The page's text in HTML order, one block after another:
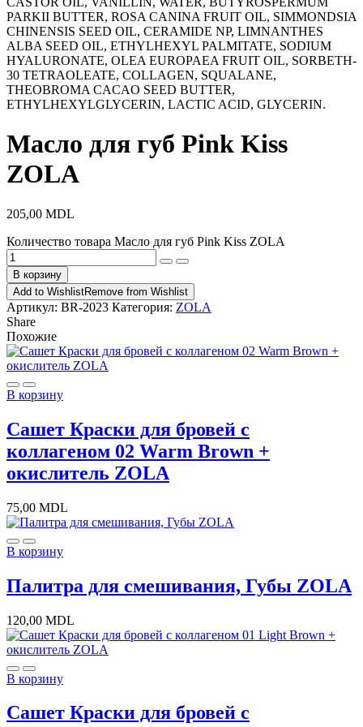
PARKII BUTTER, ROSA CANINA FRUIT OIL, SIMMONDSIA
CHINENSIS SEED OIL, CERAMIDE NP, LIMNANTHES
ALBA SEED OIL, ETHYLHEXYL PALMITATE, SODIUM
HYALURONATE, OLEA EUROPAEA FRUIT OIL, SORBETH-
30 TETRAOLEATE, COLLAGEN, SQUALANE,
THEOBROMA CACAO SEED BUTTER,
ETHYLHEXYLGLYCERIN, LACTIC ACID, GLYCERIN.
Масло для губ Pink Kiss
ZOLA
205,00 MDL
Количество товара Масло для губ Pink Kiss ZOLA
В корзину
Add to WishlistRemove from Wishlist
Артикул: BR-2023 Категория: ZOLA
Share
Похожие
В корзину
Сашет Краски для бровей с
коллагеном 02 Warm Brown +
окислитель ZOLA
75,00 MDL
В корзину
Палитра для смешивания, Губы ZOLA
120,00 MDL
В корзину
Сашет Краски для бровей с